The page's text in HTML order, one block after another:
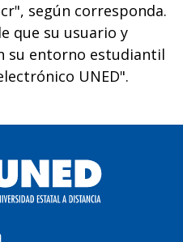
según corresponda.
que su usuario y
su entorno estudiantil
UNED".